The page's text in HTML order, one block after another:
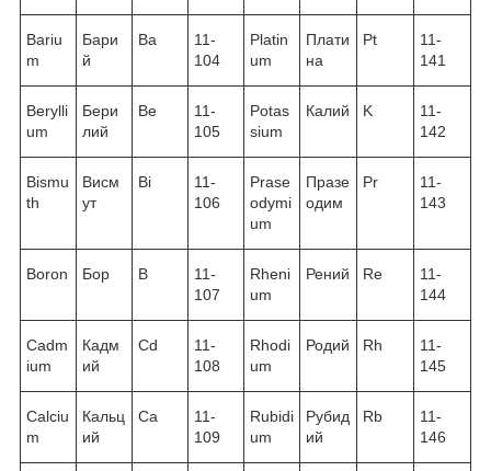
Bariu
m
Бари
й
Ba
11-
104
Platin
um
Плати
на
Pt
11-
141
Berylli
um
Бери
лий
Be
11-
105
Potas
sium
Калий K
11-
142
Bismu
th
Висм
ут
Bi
11-
106
Prase
odymi
um
Празе
одим
Pr
11-
143
Boron Бор B
11-
107
Rheni
um
Рений Re
11-
144
Cadm
ium
Кадм
ий
Cd
11-
108
Rhodi
um
Родий Rh
11-
145
Calciu
m
Кальц
ий
Ca
11-
109
Rubidi
um
Рубид
ий
Rb
11-
146